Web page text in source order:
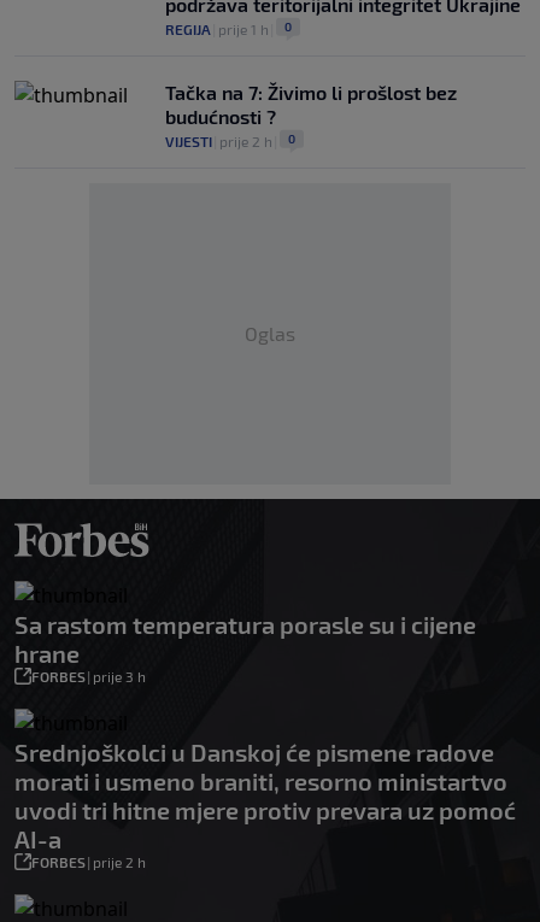
REGIJA prije 1 h 0
Tačka na 7: Živimo li prošlost bez
budućnosti ?
VIJESTI prije 2 h 0
Oglas
Sa rastom temperatura porasle su i cijene
hrane
FORBES| prije 3 h
Srednjoškolci u Danskoj će pismene radove
morati i usmeno braniti, resorno ministartvo
uvodi tri hitne mjere protiv prevara uz pomoć
AI-a
FORBES| prije 2 h